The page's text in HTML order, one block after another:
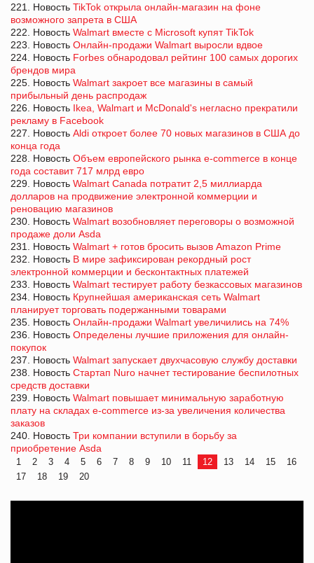
221. Новость TikTok открыла онлайн-магазин на фоне
возможного запрета в США
222. Новость Walmart вместе с Microsoft купят TikTok
223. Новость Онлайн-продажи Walmart выросли вдвое
224. Новость Forbes обнародовал рейтинг 100 самых дорогих
брендов мира
225. Новость Walmart закроет все магазины в самый
прибыльный день распродаж
226. Новость Ikea, Walmart и McDonald's негласно прекратили
рекламу в Facebook
227. Новость Aldi откроет более 70 новых магазинов в США до
конца года
228. Новость Объем европейского рынка e-commerce в конце
года составит 717 млрд евро
229. Новость Walmart Canada потратит 2,5 миллиарда
долларов на продвижение электронной коммерции и
реновацию магазинов
230. Новость Walmart возобновляет переговоры о возможной
продаже доли Asda
231. Новость Walmart + готов бросить вызов Amazon Prime
232. Новость В мире зафиксирован рекордный рост
электронной коммерции и бесконтактных платежей
233. Новость Walmart тестирует работу безкассовых магазинов
234. Новость Крупнейшая американская сеть Walmart
планирует торговать подержанными товарами
235. Новость Онлайн-продажи Walmart увеличились на 74%
236. Новость Определены лучшие приложения для онлайн-
покупок
237. Новость Walmart запускает двухчасовую службу доставки
238. Новость Стартап Nuro начнет тестирование беспилотных
средств доставки
239. Новость Walmart повышает минимальную заработную
плату на складах e-commerce из-за увеличения количества
заказов
240. Новость Три компании вступили в борьбу за
приобретение Asda
1 2 3 4 5 6 7 8 9 10 11 12 13 14 15
16
17
18 19 20